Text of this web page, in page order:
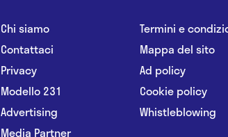
Chi siamo
Contattaci
Privacy
Modello 231
Advertising
Media Partner
Termini e
Mappa del sito
Ad policy
Cookie policy
Whistleblowing